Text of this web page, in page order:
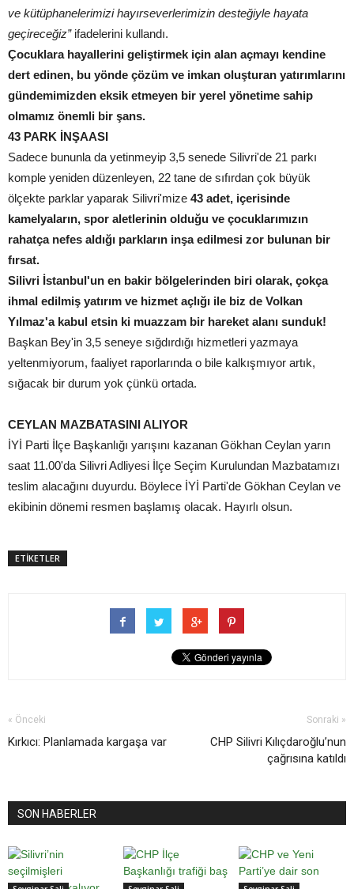
ve kütüphanelerimizi hayırseverlerimizin desteğiyle hayata
geçireceğiz”ifadelerini kullandı.
Çocuklara hayallerini geliştirmek için alan açmayı kendine
dert edinen, bu yönde çözüm ve imkan oluşturan yatırımlarını
gündemimizden eksik etmeyen bir yerel yönetime sahip
olmamız önemli bir şans.
43 PARK İNŞAASI
Sadece bununla da yetinmeyip 3,5 senede Silivri'de 21 parkı
komple yeniden düzenleyen, 22 tane de sıfırdan çok büyük
ölçekte parklar yaparak Silivri'mize 43 adet, içerisinde
kamelyaların, spor aletlerinin olduğu ve çocuklarımızın
rahatça nefes aldığı parkların inşa edilmesi zor bulunan bir
fırsat.
Silivri İstanbul'un en bakir bölgelerinden biri olarak, çokça
ihmal edilmiş yatırım ve hizmet açlığı ile biz de Volkan
Yılmaz'a kabul etsin ki muazzam bir hareket alanı sunduk!
Başkan Bey'in 3,5 seneye sığdırdığı hizmetleri yazmaya
yeltenmiyorum, faaliyet raporlarında o bile kalkışmıyor artık,
sığacak bir durum yok çünkü ortada.
CEYLAN MAZBATASINI ALIYOR
İYİ Parti İlçe Başkanlığı yarışını kazanan Gökhan Ceylan yarın
saat 11.00'da Silivri Adliyesi İlçe Seçim Kurulundan Mazbatamızı
teslim alacağını duyurdu. Böylece İYİ Parti'de Gökhan Ceylan ve
ekibinin dönemi resmen başlamış olacak. Hayırlı olsun.
ETİKETLER
« Önceki
Kırkıcı: Planlamada kargaşa var
Sonraki »
CHP Silivri Kılıçdaroğlu’nun
çağrısına katıldı
SON HABERLER